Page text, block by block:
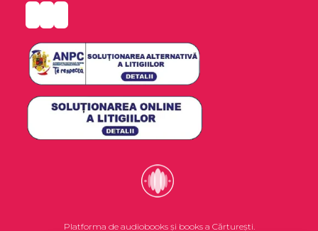
Platforma de audiobooks și books a Cărturești.